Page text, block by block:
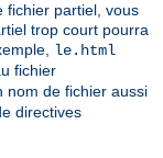
fichier partiel, vous
trop court pourra
le.html
fichier
nom de fichier aussi
directives